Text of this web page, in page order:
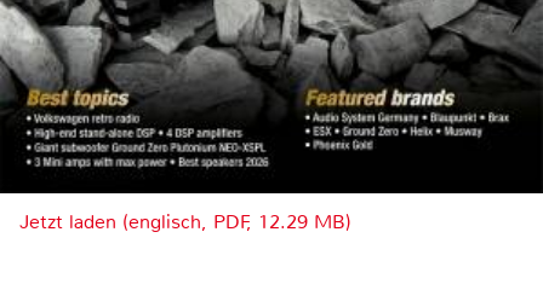
Jetzt laden (englisch, PDF, 12.29 MB)